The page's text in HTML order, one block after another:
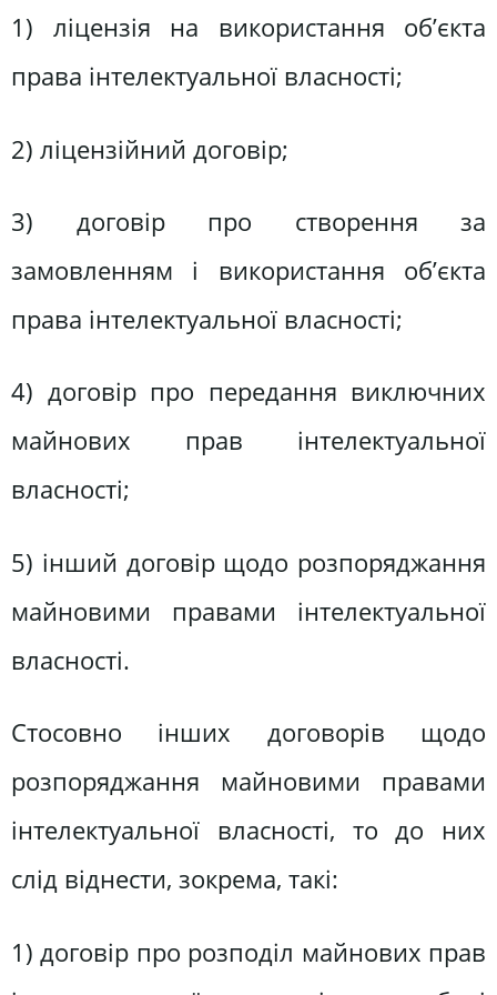
1) ліцензія на використання об’єкта
права інтелектуальної власності;
2) ліцензійний договір;
3) договір про створення за
замовленням і використання об’єкта
права інтелектуальної власності;
4) договір про передання виключних
майнових прав інтелектуальної
власності;
5) інший договір щодо розпоряджання
майновими правами інтелектуальної
власності.
Стосовно інших договорів щодо
розпоряджання майновими правами
інтелектуальної власності, то до них
слід віднести, зокрема, такі:
1) договір про розподіл майнових прав